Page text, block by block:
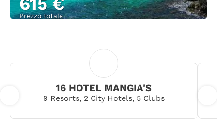
Prezzo totale
16 HOTEL MANGIA'S
9 Resorts, 2 City Hotels, 5 Clubs